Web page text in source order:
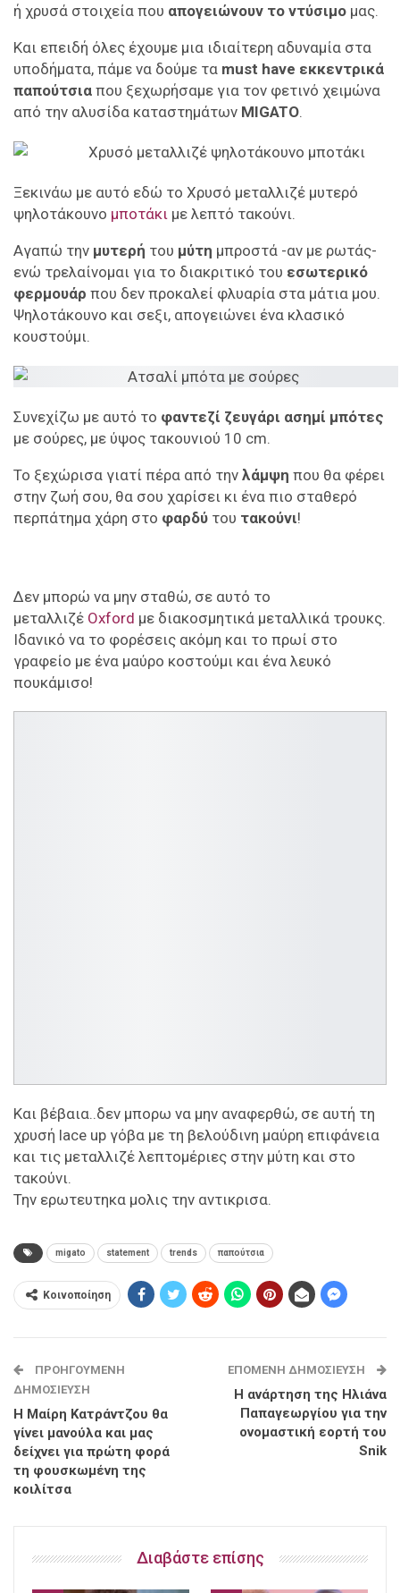
ή χρυσά στοιχεία που απογειώνουν το ντύσιμο μας.
Και επειδή όλες έχουμε μια ιδιαίτερη αδυναμία στα
υποδήματα, πάμε να δούμε τα must have εκκεντρικά
παπούτσια που ξεχωρήσαμε για τον φετινό χειμώνα
από την αλυσίδα καταστημάτων MIGATO.
Ξεκινάω με αυτό εδώ το Χρυσό μεταλλιζέ μυτερό
ψηλοτάκουνο μποτάκι με λεπτό τακούνι.
Αγαπώ την μυτερή του μύτη μπροστά -αν με ρωτάς-
ενώ τρελαίνομαι για το διακριτικό του εσωτερικό
φερμουάρ που δεν προκαλεί φλυαρία στα μάτια μου.
Ψηλοτάκουνο και σεξι, απογειώνει ένα κλασικό
κουστούμι.
Συνεχίζω με αυτό το φαντεζί ζευγάρι ασημί μπότες
με σούρες, με ύψος τακουνιού 10 cm.
Το ξεχώρισα γιατί πέρα από την λάμψη που θα φέρει
στην ζωή σου, θα σου χαρίσει κι ένα πιο σταθερό
περπάτημα χάρη στο φαρδύ του τακούνι!
Δεν μπορώ να μην σταθώ, σε αυτό το
μεταλλιζέ Oxford με διακοσμητικά μεταλλικά τρουκς.
Ιδανικό να το φορέσεις ακόμη και το πρωί στο
γραφείο με ένα μαύρο κοστούμι και ένα λευκό
πουκάμισο!
Και βέβαια..δεν μπορω να μην αναφερθώ, σε αυτή τη
χρυσή lace up γόβα με τη βελούδινη μαύρη επιφάνεια
και τις μεταλλιζέ λεπτομέριες στην μύτη και στο
τακούνι.
Την ερωτευτηκα μολις την αντικρισα.
migato statement trends παπούτσια
Κοινοποίηση
ΠΡΟΗΓΟΎΜΕΝΗ
ΔΗΜΟΣΊΕΥΣΗ
Η Μαίρη Κατράντζου θα
γίνει μανούλα και μας
δείχνει για πρώτη φορά
τη φουσκωμένη της
κοιλίτσα
ΕΠΌΜΕΝΗ ΔΗΜΟΣΊΕΥΣΗ
Η ανάρτηση της Ηλιάνα
Παπαγεωργίου για την
ονομαστική εορτή του
Snik
Διαβάστε επίσης